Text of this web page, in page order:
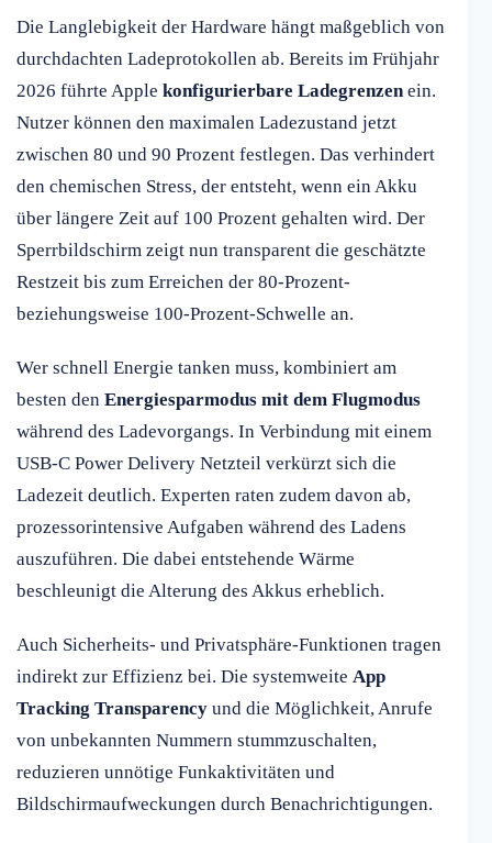
Die Langlebigkeit der Hardware hängt maßgeblich von
durchdachten Ladeprotokollen ab. Bereits im Frühjahr
2026 führte Apple konfigurierbare Ladegrenzenein.
Nutzer können den maximalen Ladezustand jetzt
zwischen 80 und 90 Prozent festlegen. Das verhindert
den chemischen Stress, der entsteht, wenn ein Akku
über längere Zeit auf 100 Prozent gehalten wird. Der
Sperrbildschirm zeigt nun transparent die geschätzte
Restzeit bis zum Erreichen der 80-Prozent-
beziehungsweise 100-Prozent-Schwelle an.
Wer schnell Energie tanken muss, kombiniert am
besten den Energiesparmodus mit dem Flugmodus
während des Ladevorgangs. In Verbindung mit einem
USB-C Power Delivery Netzteil verkürzt sich die
Ladezeit deutlich. Experten raten zudem davon ab,
prozessorintensive Aufgaben während des Ladens
auszuführen. Die dabei entstehende Wärme
beschleunigt die Alterung des Akkus erheblich.
Auch Sicherheits- und Privatsphäre-Funktionen tragen
indirekt zur Effizienz bei. Die systemweite App
Tracking Transparency und die Möglichkeit, Anrufe
von unbekannten Nummern stummzuschalten,
reduzieren unnötige Funkaktivitäten und
Bildschirmaufweckungen durch Benachrichtigungen.